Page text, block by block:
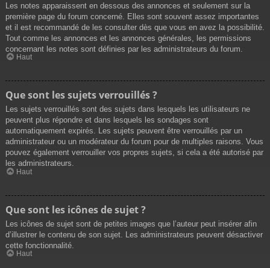
Les notes apparaissent en dessous des annonces et seulement sur la
première page du forum concerné. Elles sont souvent assez importantes
et il est recommandé de les consulter dès que vous en avez la possibilité.
Tout comme les annonces et les annonces générales, les permissions
concernant les notes sont définies par les administrateurs du forum.
Haut
Que sont les sujets verrouillés ?
Les sujets verrouillés sont des sujets dans lesquels les utilisateurs ne
peuvent plus répondre et dans lesquels les sondages sont
automatiquement expirés. Les sujets peuvent être verrouillés par un
administrateur ou un modérateur du forum pour de multiples raisons. Vous
pouvez également verrouiller vos propres sujets, si cela a été autorisé par
les administrateurs.
Haut
Que sont les icônes de sujet ?
Les icônes de sujet sont de petites images que l’auteur peut insérer afin
d’illustrer le contenu de son sujet. Les administrateurs peuvent désactiver
cette fonctionnalité.
Haut